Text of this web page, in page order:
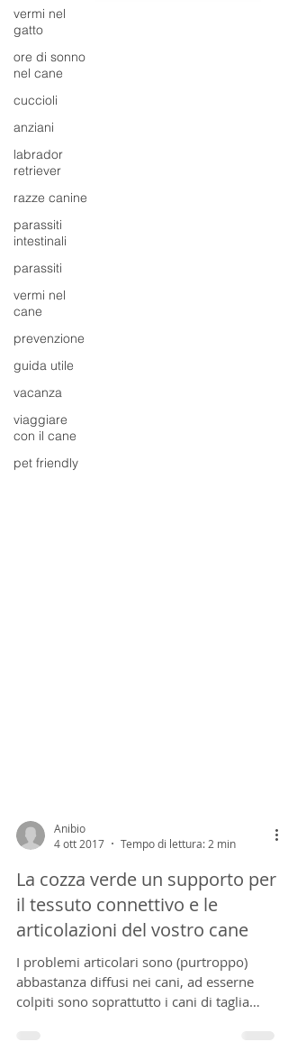
vermi nel
gatto
ore di sonno
nel cane
cuccioli
anziani
labrador
retriever
razze canine
parassiti
intestinali
parassiti
vermi nel
cane
prevenzione
guida utile
vacanza
viaggiare
con il cane
pet friendly
4 ott 2017
Tempo di lettura: 2 min
La cozza verde un supporto per
il tessuto connettivo e le
articolazioni del vostro cane
I problemi articolari sono (purtroppo)